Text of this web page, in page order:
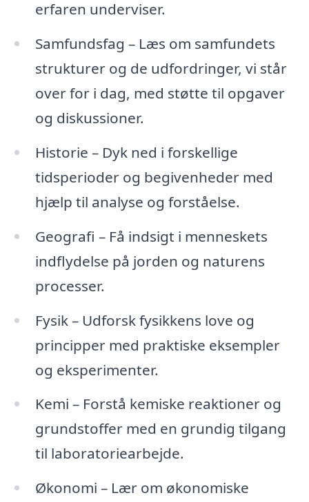
erfaren underviser.
Samfundsfag – Læs om samfundets
strukturer og de udfordringer, vi står
over for i dag, med støtte til opgaver
og diskussioner.
Historie – Dyk ned i forskellige
tidsperioder og begivenheder med
hjælp til analyse og forståelse.
Geografi – Få indsigt i menneskets
indflydelse på jorden og naturens
processer.
Fysik – Udforsk fysikkens love og
principper med praktiske eksempler
og eksperimenter.
Kemi – Forstå kemiske reaktioner og
grundstoffer med en grundig tilgang
til laboratoriearbejde.
Økonomi – Lær om økonomiske